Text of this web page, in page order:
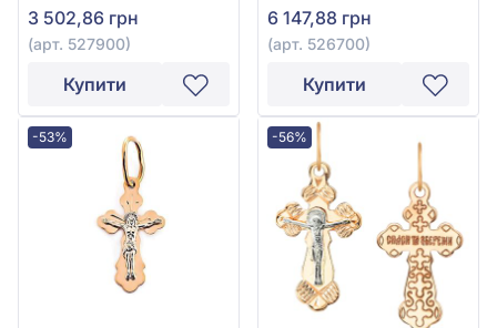
3 502,86 грн
(арт. 527900)
Купити
6 147,88 грн
(арт. 526700)
Купити
-53% -56%